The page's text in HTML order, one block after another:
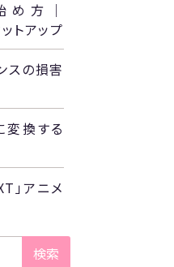
め方｜
トアップ
スの損害
変換する
」アニメ
検索